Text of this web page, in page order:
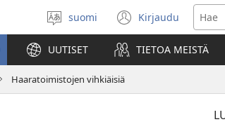
Valitse
kieli
suomi Kirjaudu
(avaa
uuden
ikkunan)
UUTISET TIETOA MEISTÄ
Haaratoimistojen vihkiäisiä